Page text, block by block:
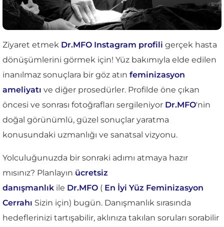
Ziyaret etmek Dr.MFO Instagram profili gerçek hasta
dönüşümlerini görmek için! Yüz bakımıyla elde edilen
inanılmaz sonuçlara bir göz atın feminizasyon
ameliyatı ve diğer prosedürler. Profilde öne çıkan
öncesi ve sonrası fotoğrafları sergileniyor Dr.MFO'nin
doğal görünümlü, güzel sonuçlar yaratma
konusundaki uzmanlığı ve sanatsal vizyonu.
Yolculuğunuzda bir sonraki adımı atmaya hazır
mısınız? Planlayın ücretsiz
danışmanlık ile Dr.MFO ( En İyi Yüz Feminizasyon
Cerrahı Sizin için) bugün. Danışmanlık sırasında
hedeflerinizi tartışabilir, aklınıza takılan soruları sorabilir